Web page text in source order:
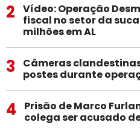
2
Vídeo: Operação
fiscal no setor da
milhões em AL
3
Câmeras
postes durante
4
Prisão de Marco
colega ser acusado